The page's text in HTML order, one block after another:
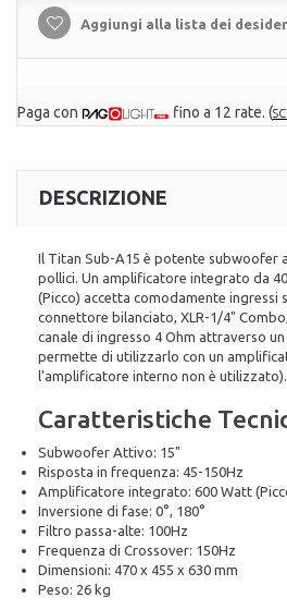
Aggiungi alla lista dei
Paga con fino a 12 rate. (
DESCRIZIONE
Il Titan Sub-A15 è potente subwoofer
pollici. Un amplificatore integrato da
(Picco) accetta comodamente ingressi
connettore bilanciato, XLR-1/4"
canale di ingresso 4 Ohm attraverso un
permette di utilizzarlo con un
l'amplificatore interno non è utilizzato).
Caratteristiche
Subwoofer Attivo: 15"
Risposta in frequenza: 45-150Hz
Amplificatore integrato: 600 Watt
Inversione di fase: 0°, 180°
Filtro passa-alte: 100Hz
Frequenza di Crossover: 150Hz
Dimensioni: 470 x 455 x 630 mm
Peso: 26 kg